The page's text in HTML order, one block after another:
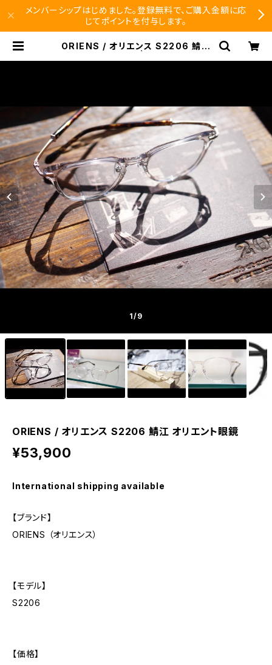
メンバーシップはじめました。登録無料で、ご購入金額に応
じてポイントを付与します。
ORIENS / オリエンス S2206 鯖江
1/9
ORIENS / オリエンス S2206 鯖江 オリエント眼鏡
¥53,900
International shipping available
【ブランド】
ORIENS （オリエンス）
【モデル】
S2206
【価格】